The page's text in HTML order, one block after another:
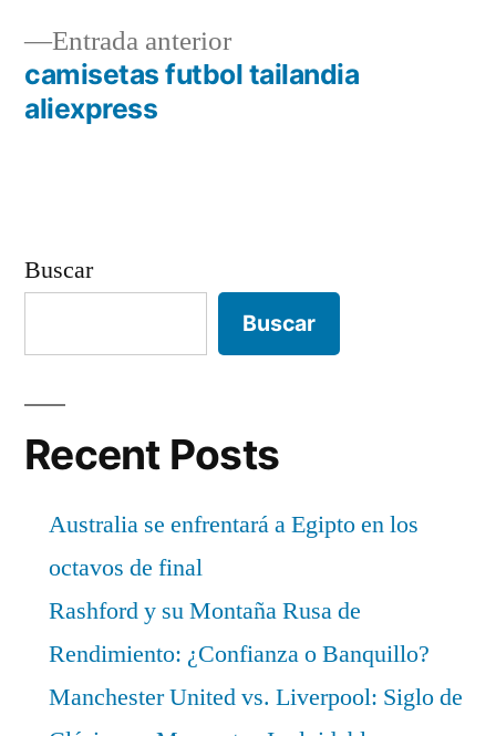
entradas
Entrada anteriorEntrada
anterior:
camisetas futbol tailandia
aliexpress
Buscar
Buscar
Recent Posts
Australia se enfrentará a Egipto en los
octavos de final
Rashford y su Montaña Rusa de
Rendimiento: ¿Confianza o Banquillo?
Manchester United vs. Liverpool: Siglo de